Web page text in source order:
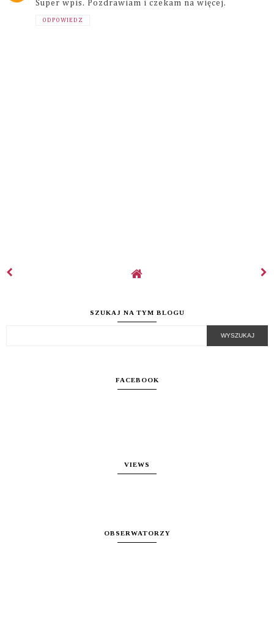
Super wpis. Pozdrawiam i czekam na więcej.
ODPOWIEDZ
SZUKAJ NA TYM BLOGU
FACEBOOK
VIEWS
OBSERWATORZY